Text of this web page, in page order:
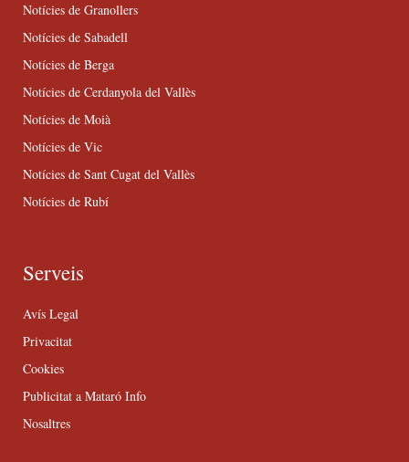
Notícies de Granollers
Notícies de Sabadell
Notícies de Berga
Notícies de Cerdanyola del Vallès
Notícies de Moià
Notícies de Vic
Notícies de Sant Cugat del Vallès
Notícies de Rubí
Serveis
Avís Legal
Privacitat
Cookies
Publicitat a Mataró Info
Nosaltres